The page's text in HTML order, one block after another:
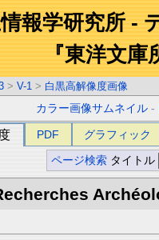
報学研究所 -
『東洋文庫
> V-1 > 白黒高解像度画像
カラー画像サムネイル -
PDF グラフィック
ページ検索 タイトル